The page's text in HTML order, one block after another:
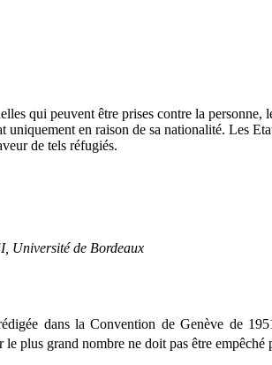
qui peuvent être prises contre la
uniquement en raison de sa nationalité. Les
de tels réfugiés.
Université de Bordeaux
dans la Convention de Genève de
le plus grand nombre ne doit pas être